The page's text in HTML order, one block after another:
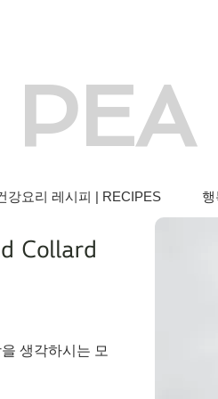
강요리 레시피 | RECIPES
Collard
생각하시는 모